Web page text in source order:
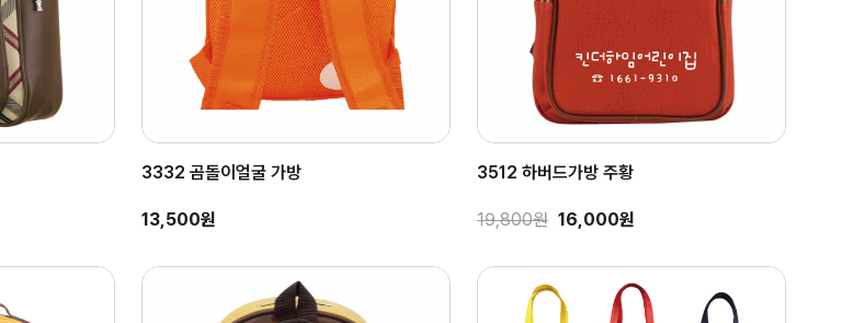
3332 곰돌이얼굴 가방
13,500원
3512 하버드가방 주황
19,800원 16,000원